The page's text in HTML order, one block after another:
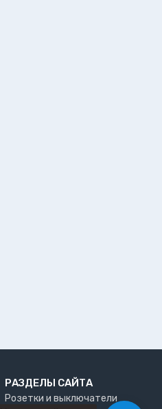
РАЗДЕЛЫ САЙТА
Розетки и выключатели